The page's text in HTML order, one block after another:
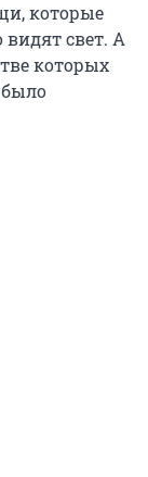
которые
видят свет. А
которых